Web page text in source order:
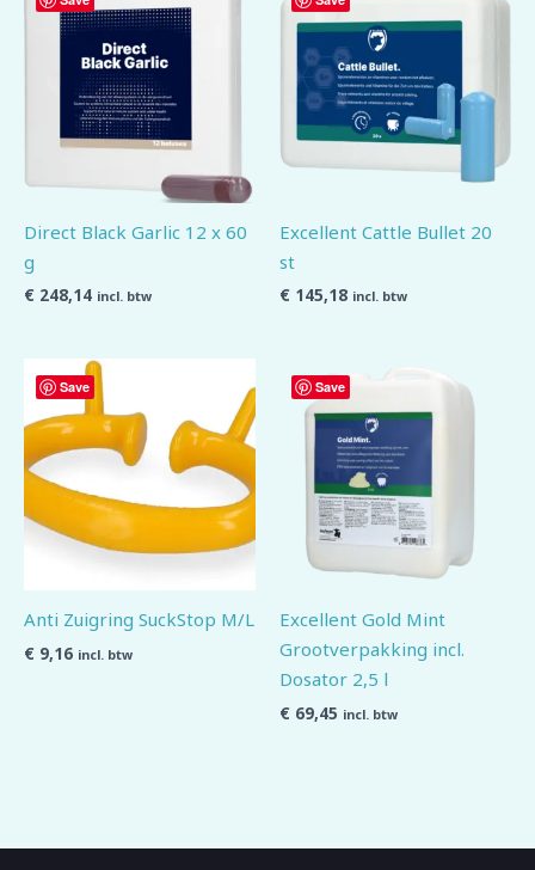
Direct Black Garlic 12 x 60
g
€ 248,14 incl. btw
Excellent Cattle Bullet 20
st
€ 145,18 incl. btw
Save
Anti Zuigring SuckStop M/L
€ 9,16 incl. btw
Save
Excellent Gold Mint
Grootverpakking incl.
Dosator 2,5 l
€ 69,45 incl. btw